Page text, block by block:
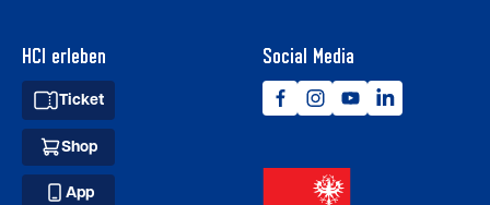
HCI erleben
Ticket
Shop
App
Social Media